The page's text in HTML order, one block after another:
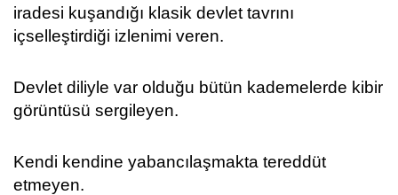
iradesi kuşandığı klasik devlet tavrını
içselleştirdiği izlenimi veren.
Devlet diliyle var olduğu bütün kademelerde kibir
görüntüsü sergileyen.
Kendi kendine yabancılaşmakta tereddüt
etmeyen.